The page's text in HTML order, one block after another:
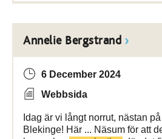
Annelie Bergstrand
6 December 2024
Webbsida
Idag är vi långt norrut, nästan på
Blekinge! Här ... Näsum för att